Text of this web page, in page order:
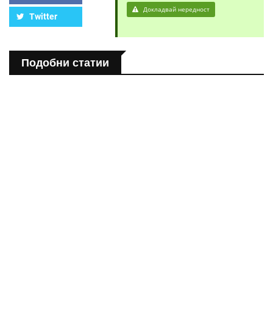
Twitter
Докладвай нередност
Подобни статии